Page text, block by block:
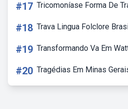
#17 Tricomoníase Forma De
#18 Trava Lingua Folclore
#19 Transformando Va Em
#20 Tragédias Em Minas